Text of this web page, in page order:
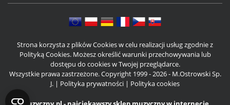
Strona korzysta z plików Cookies w celu realizacji usług zgodnie z
Polityką Cookies. Możesz określić warunki przechowywania lub
dostępu do cookies w Twojej przeglądarce.
Wszystkie prawa zastrzeżone. Copyright 1999 - 2026 - M.Ostrowski Sp.
J. | Polityka prywatności | Polityka cookies